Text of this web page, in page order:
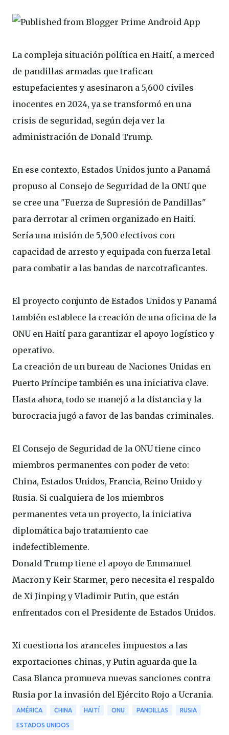
La compleja situación política en Haití, a merced
de pandillas armadas que trafican
estupefacientes y asesinaron a 5,600 civiles
inocentes en 2024, ya se transformó en una
crisis de seguridad, según deja ver la
administración de Donald Trump.
En ese contexto, Estados Unidos junto a Panamá
propuso al Consejo de Seguridad de la ONU que
se cree una "Fuerza de Supresión de Pandillas"
para derrotar al crimen organizado en Haití.
Sería una misión de 5,500 efectivos con
capacidad de arresto y equipada con fuerza letal
para combatir a las bandas de narcotraficantes.
El proyecto conjunto de Estados Unidos y Panamá
también establece la creación de una oficina de la
ONU en Haití para garantizar el apoyo logístico y
operativo.
La creación de un bureau de Naciones Unidas en
Puerto Príncipe también es una iniciativa clave.
Hasta ahora, todo se manejó a la distancia y la
burocracia jugó a favor de las bandas criminales.
El Consejo de Seguridad de la ONU tiene cinco
miembros permanentes con poder de veto:
China, Estados Unidos, Francia, Reino Unido y
Rusia. Si cualquiera de los miembros
permanentes veta un proyecto, la iniciativa
diplomática bajo tratamiento cae
indefectiblemente.
Donald Trump tiene el apoyo de Emmanuel
Macron y Keir Starmer, pero necesita el respaldo
de Xi Jinping y Vladimir Putin, que están
enfrentados con el Presidente de Estados Unidos.
Xi cuestiona los aranceles impuestos a las
exportaciones chinas, y Putin aguarda que la
Casa Blanca promueva nuevas sanciones contra
Rusia por la invasión del Ejército Rojo a Ucrania.
AMÉRICA CHINA HAITÍ ONU PANDILLAS RUSIA
ESTADOS UNIDOS